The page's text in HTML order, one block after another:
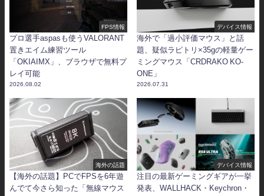
FPS情報
プロ選手aspasも使うVALORANT
置きエイム練習ツール
「OKIAIMX」、ブラウザで無料プ
レイ可能
2026.08.02
デバイス情報
海外で「過小評価マウス」と話
題、疑似ラピトリ×35gの軽量ゲー
ミングマウス「CRDRAKO KO-
ONE」
2026.07.31
海外の話題
【海外の話題】PCでFPSを6年遊
んでて今さら知った「無線マウス
デバイス情報
注目の最新ゲーミングギアが一挙
発表、WALLHACK・Keychron・